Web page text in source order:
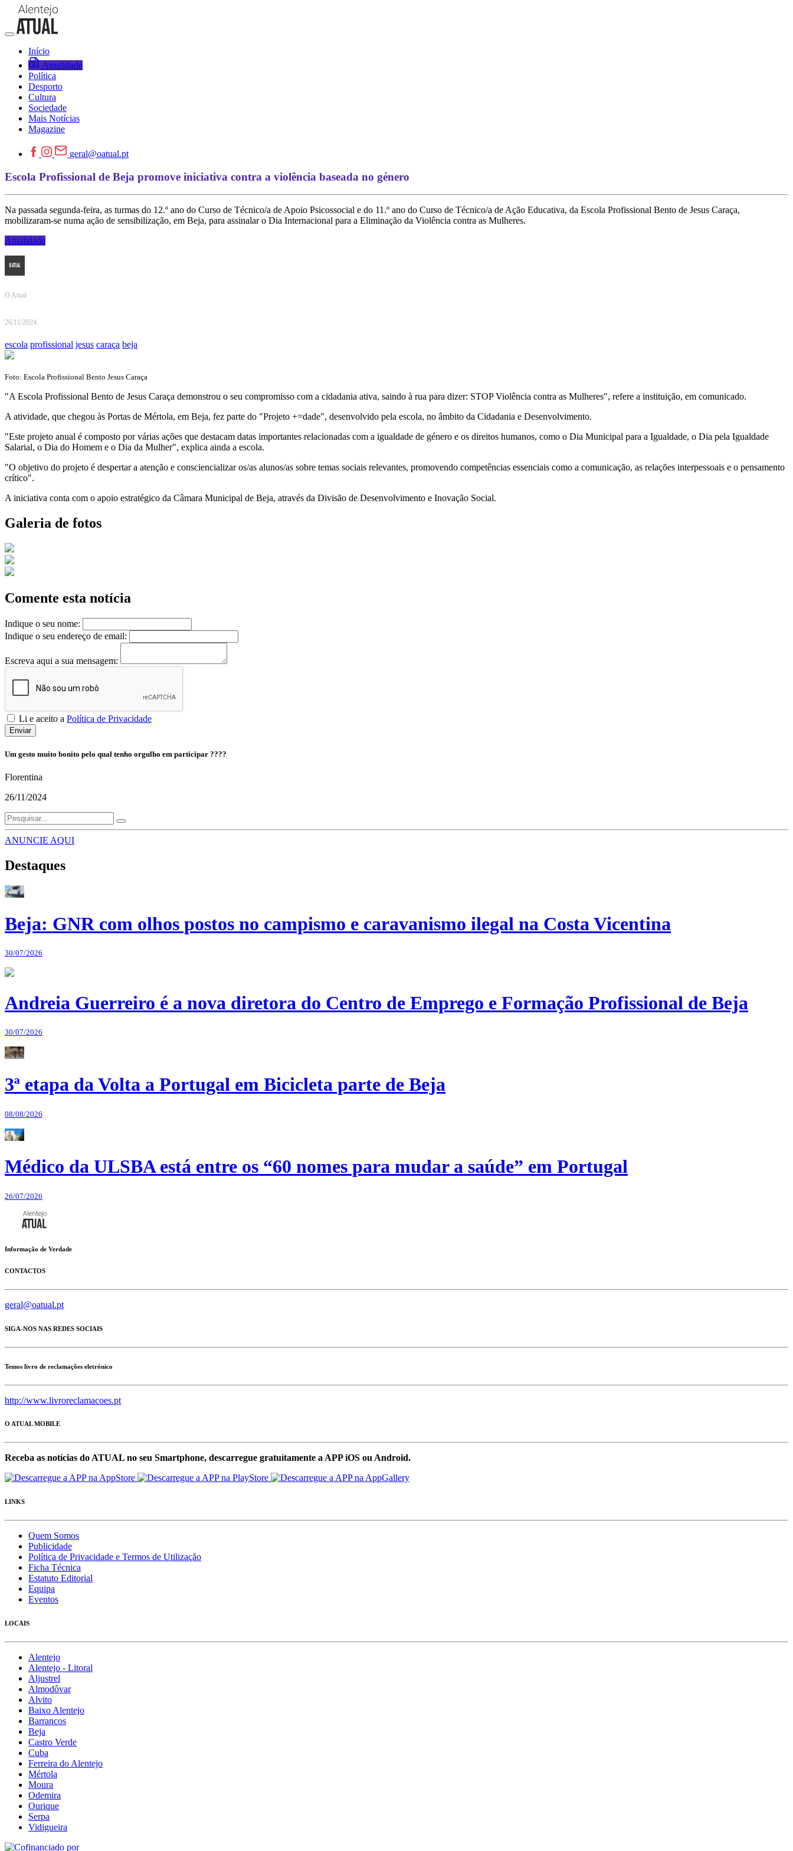
Início
Atualidade
Política
Desporto
Cultura
Sociedade
Mais Notícias
Magazine
geral@oatual.pt
Escola Profissional de Beja promove iniciativa contra a violência baseada no género
Na passada segunda-feira, as turmas do 12.º ano do Curso de Técnico/a de Apoio Psicossocial e do 11.º ano do Curso de Técnico/a de Ação Educativa, da Escola Profissional Bento de Jesus Caraça,
mobilizaram-se numa ação de sensibilização, em Beja, para assinalar o Dia Internacional para a Eliminação da Violência contra as Mulheres.
Atualidade
O Atual
26/11/2024
escola profissional jesus caraça beja
Foto: Escola Profissional Bento Jesus Caraça
"A Escola Profissional Bento de Jesus Caraça demonstrou o seu compromisso com a cidadania ativa, saindo à rua para dizer: STOP Violência contra as Mulheres", refere a instituição, em comunicado.
A atividade, que chegou às Portas de Mértola, em Beja, fez parte do "Projeto +=dade", desenvolvido pela escola, no âmbito da Cidadania e Desenvolvimento.
"Este projeto anual é composto por várias ações que destacam datas importantes relacionadas com a igualdade de género e os direitos humanos, como o Dia Municipal para a Igualdade, o Dia pela Igualdade
Salarial, o Dia do Homem e o Dia da Mulher", explica ainda a escola.
"O objetivo do projeto é despertar a atenção e consciencializar os/as alunos/as sobre temas sociais relevantes, promovendo competências essenciais como a comunicação, as relações interpessoais e o pensamento
crítico".
A iniciativa conta com o apoio estratégico da Câmara Municipal de Beja, através da Divisão de Desenvolvimento e Inovação Social.
Galeria de fotos
Comente esta notícia
Indique o seu nome:
Indique o seu endereço de email:
Escreva aqui a sua mensagem:
Li e aceito a Política de Privacidade
Enviar
Um gesto muito bonito pelo qual tenho orgulho em participar ????
Florentina
26/11/2024
ANUNCIE AQUI
Destaques
Beja: GNR com olhos postos no campismo e caravanismo ilegal na Costa Vicentina
30/07/2026
Andreia Guerreiro é a nova diretora do Centro de Emprego e Formação Profissional de Beja
30/07/2026
3ª etapa da Volta a Portugal em Bicicleta parte de Beja
08/08/2026
Médico da ULSBA está entre os “60 nomes para mudar a saúde” em Portugal
26/07/2026
Informação de Verdade
CONTACTOS
geral@oatual.pt
SIGA-NOS NAS REDES SOCIAIS
Temos livro de reclamações eletrónico
http://www.livroreclamacoes.pt
O ATUAL MOBILE
Receba as notícias do ATUAL no seu Smartphone, descarregue gratuítamente a APP iOS ou Android.
LINKS
Quem Somos
Publicidade
Política de Privacidade e Termos de Utilização
Ficha Técnica
Estatuto Editorial
Equipa
Eventos
LOCAIS
Alentejo
Alentejo - Litoral
Aljustrel
Almodôvar
Alvito
Baixo Alentejo
Barrancos
Beja
Castro Verde
Cuba
Ferreira do Alentejo
Mértola
Moura
Odemira
Ourique
Serpa
Vidigueira